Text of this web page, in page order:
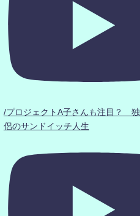
/プロジェクトA子さんも注目？
侶のサンドイッチ人生